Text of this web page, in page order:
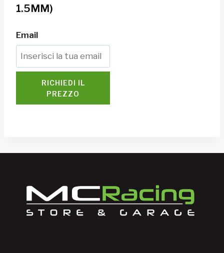
1.5MM)
Email
RICHIEDI IL
PREZZO